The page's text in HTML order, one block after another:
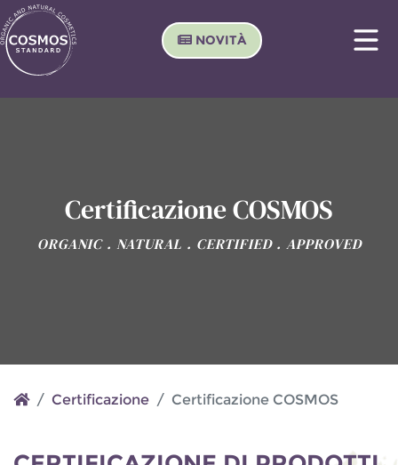
NOVITÀ
Certificazione COSMOS
ORGANIC . NATURAL . CERTIFIED . APPROVED
Certificazione Certificazione COSMOS